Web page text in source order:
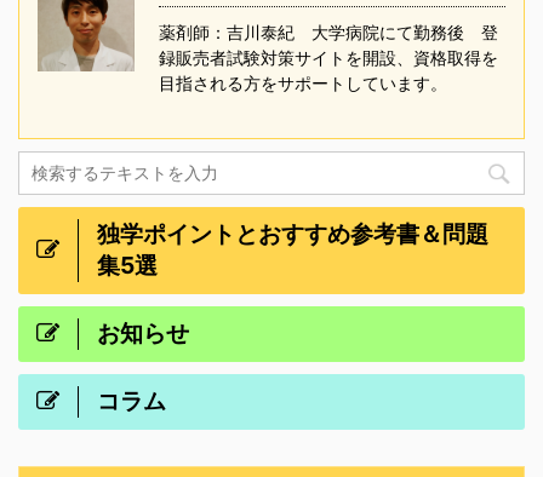
薬剤師：吉川泰紀 大学病院にて勤務後 登
録販売者試験対策サイトを開設、資格取得を
目指される方をサポートしています。
独学ポイントとおすすめ参考書＆問題
集5選
お知らせ
コラム